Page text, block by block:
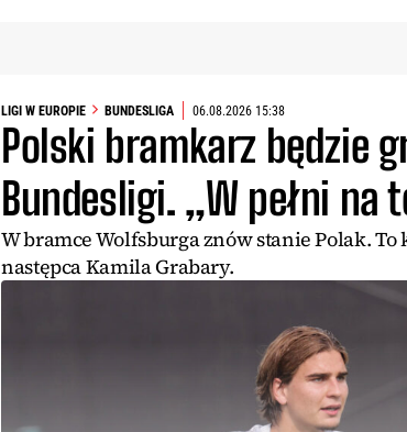
LIGI W EUROPIE BUNDESLIGA 06.08.2026 15:38
Polski bramkarz będzie
Bundesligi. „W pełni na
W bramce Wolfsburga znów stanie Polak.
następca Kamila Grabary.